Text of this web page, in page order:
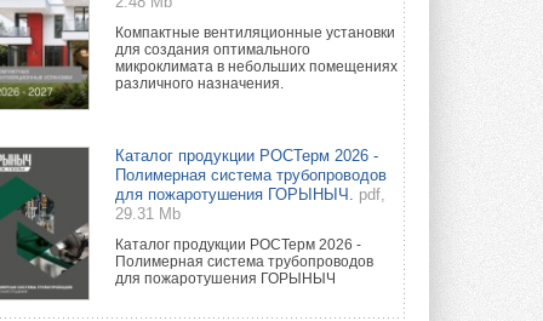
Компактные вентиляционные установки
для создания оптимального
микроклимата в небольших помещениях
различного назначения.
Каталог продукции РОСТерм 2026 -
Полимерная система трубопроводов
для пожаротушения ГОРЫНЫЧ.
pdf,
29.31 Mb
Каталог продукции РОСТерм 2026 -
Полимерная система трубопроводов
для пожаротушения ГОРЫНЫЧ